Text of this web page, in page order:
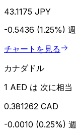
43.1175 JPY
-0.5436 (1.25%)
チャートを見る
カナダドル
1 AED は 次に相当
0.381262 CAD
-0.0010 (0.25%)